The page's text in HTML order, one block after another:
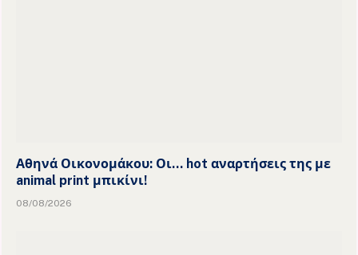
Αθηνά Οικονομάκου: Οι… hot αναρτήσεις της με
animal print μπικίνι!
08/08/2026